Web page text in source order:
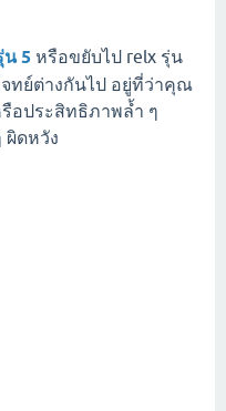
น 5 หรือขยับไป relx รุ่น
ทย์ต่างกันไป อยู่ที่ว่าคุณ
อประสิทธิภาพล้ำ ๆ
ผิดหวัง